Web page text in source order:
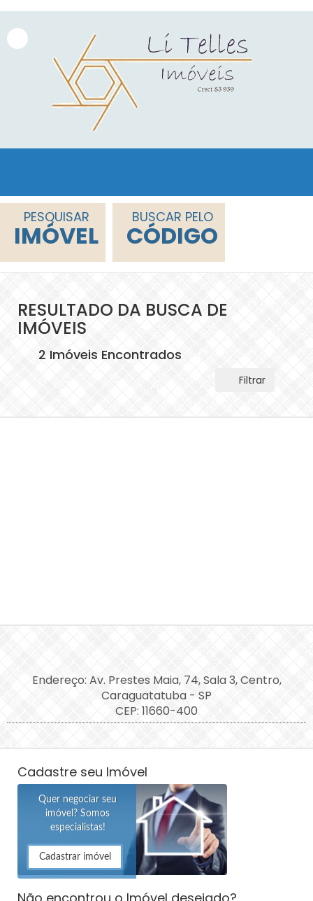
PESQUISAR
IMÓVEL
BUSCAR PELO
CÓDIGO
RESULTADO DA BUSCA DE
IMÓVEIS
2 Imóveis Encontrados
Filtrar
Endereço: Av. Prestes Maia, 74, Sala 3, Centro,
Caraguatatuba - SP
CEP: 11660-400
Cadastre seu Imóvel
Quer negociar seu
imóvel? Somos
especialistas!
Cadastrar imóvel